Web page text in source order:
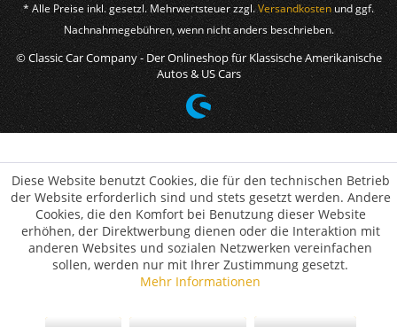
* Alle Preise inkl. gesetzl. Mehrwertsteuer zzgl.Versandkosten und ggf.
Nachnahmegebühren, wenn nicht anders beschrieben.
© Classic Car Company - Der Onlineshop für Klassische Amerikanische
Autos & US Cars
Diese Website benutzt Cookies, die für den technischen Betrieb
der Website erforderlich sind und stets gesetzt werden. Andere
Cookies, die den Komfort bei Benutzung dieser Website
erhöhen, der Direktwerbung dienen oder die Interaktion mit
anderen Websites und sozialen Netzwerken vereinfachen
sollen, werden nur mit Ihrer Zustimmung gesetzt.
Mehr Informationen